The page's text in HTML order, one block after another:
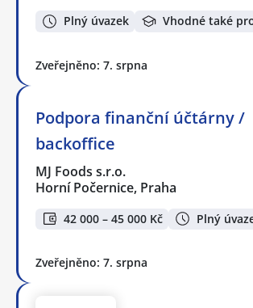
Plný úvazek Vhodné také
Zveřejněno: 7. srpna
Podpora finanční účtárny /
backoffice
MJ Foods s.r.o.
Horní Počernice, Praha
42 000 – 45 000 Kč Plný
Zveřejněno: 7. srpna